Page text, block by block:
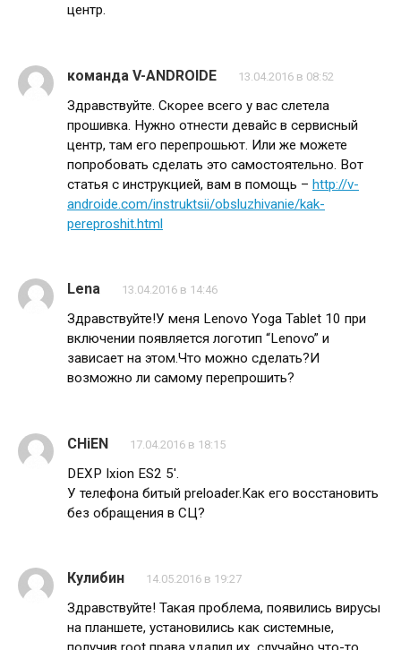
центр.
команда V-ANDROIDE 13.04.2016 в 08:52
Здравствуйте. Скорее всего у вас слетела
прошивка. Нужно отнести девайс в сервисный
центр, там его перепрошьют. Или же можете
попробовать сделать это самостоятельно. Вот
статья с инструкцией, вам в помощь – http://v-
androide.com/instruktsii/obsluzhivanie/kak-
pereproshit.html
Lena 13.04.2016 в 14:46
Здравствуйте!У меня Lenovo Yoga Tablet 10 при
включении появляется логотип “Lenovo” и
зависает на этом.Что можно сделать?И
возможно ли самому перепрошить?
CHiEN 17.04.2016 в 18:15
DEXP Ixion ES2 5′.
У телефона битый preloader.Как его восстановить
без обращения в СЦ?
Кулибин 14.05.2016 в 19:27
Здравствуйте! Такая проблема, появились вирусы
на планшете, установились как системные,